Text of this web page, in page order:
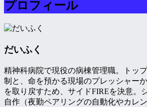
プロフィール
だいふく
精神科病院で現役の病棟管理職。トッ
制と、命を預かる現場のプレッシャー
を取り戻すため、サイドFIREを決意。
自作（夜勤ペアリングの自動化やカレ